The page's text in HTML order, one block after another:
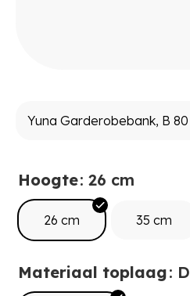
Hoogte: 26 cm
26 cm 35 cm
Materiaal toplaag: